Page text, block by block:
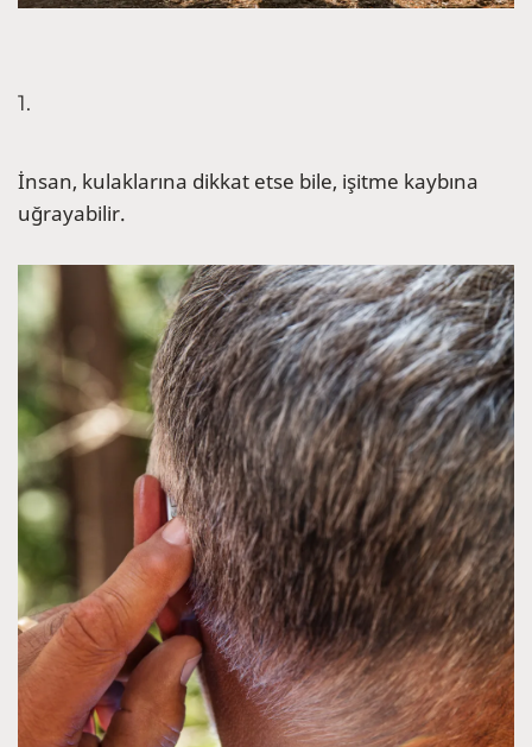
1.
İnsan, kulaklarına dikkat etse bile, işitme kaybına
uğrayabilir.